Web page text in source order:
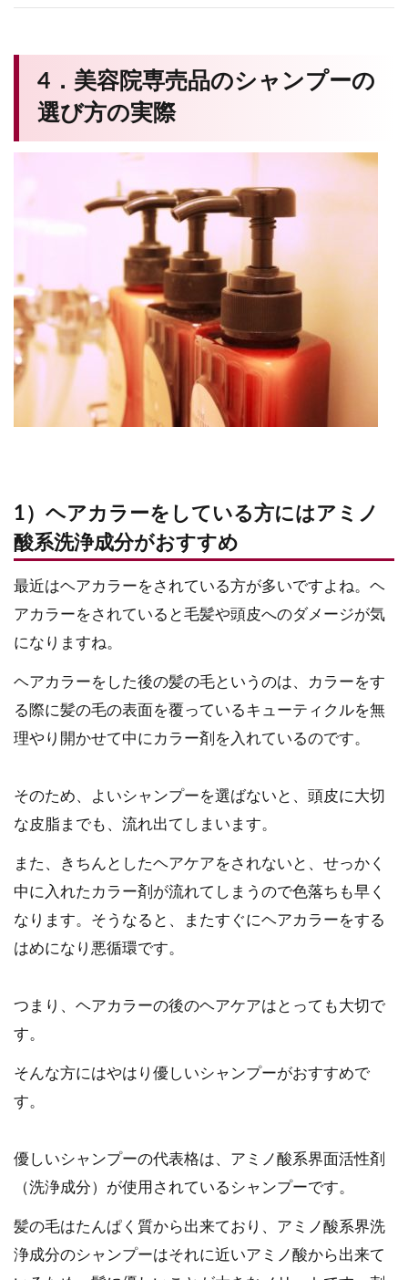
4．美容院専売品のシャンプーの
選び方の実際
1）ヘアカラーをしている方にはアミノ
酸系洗浄成分がおすすめ
最近はヘアカラーをされている方が多いですよね。ヘ
アカラーをされていると毛髪や頭皮へのダメージが気
になりますね。
ヘアカラーをした後の髪の毛というのは、カラーをす
る際に髪の毛の表面を覆っているキューティクルを無
理やり開かせて中にカラー剤を入れているのです。
そのため、よいシャンプーを選ばないと、頭皮に大切
な皮脂までも、流れ出てしまいます。
また、きちんとしたヘアケアをされないと、せっかく
中に入れたカラー剤が流れてしまうので色落ちも早く
なります。そうなると、またすぐにヘアカラーをする
はめになり悪循環です。
つまり、ヘアカラーの後のヘアケアはとっても大切で
す。
そんな方にはやはり優しいシャンプーがおすすめで
す。
優しいシャンプーの代表格は、アミノ酸系界面活性剤
（洗浄成分）が使用されているシャンプーです。
髪の毛はたんぱく質から出来ており、アミノ酸系界洗
浄成分のシャンプーはそれに近いアミノ酸から出来て